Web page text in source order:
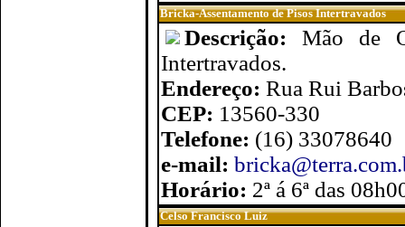
Bricka-Assentamento de Pisos Intertravados
Descrição:Mão de
Intertravados.
Endereço: Rua Rui
CEP: 13560-330
Telefone: (16) 33078640
e-mail:
Horário: 2ª á 6ª das
Celso Francisco Luiz